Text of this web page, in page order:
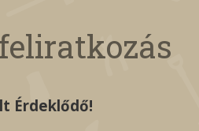
Érdeklődő!